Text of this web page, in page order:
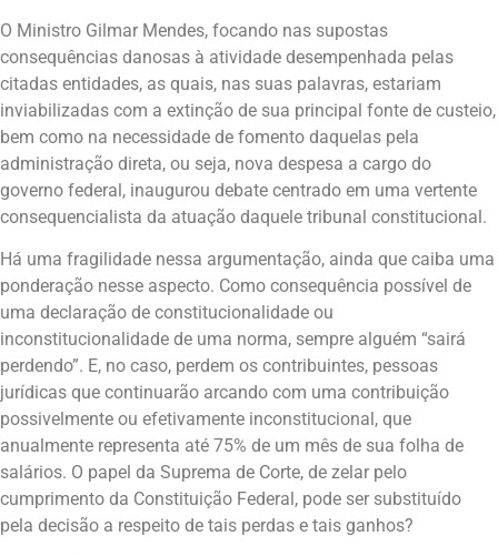
O Ministro Gilmar Mendes, focando nas supostas
consequências danosas à atividade desempenhada pelas
citadas entidades, as quais, nas suas palavras, estariam
inviabilizadas com a extinção de sua principal fonte de custeio,
bem como na necessidade de fomento daquelas pela
administração direta, ou seja, nova despesa a cargo do
governo federal, inaugurou debate centrado em uma vertente
consequencialista da atuação daquele tribunal constitucional.
Há uma fragilidade nessa argumentação, ainda que caiba uma
ponderação nesse aspecto. Como consequência possível de
uma declaração de constitucionalidade ou
inconstitucionalidade de uma norma, sempre alguém “sairá
perdendo”. E, no caso, perdem os contribuintes, pessoas
jurídicas que continuarão arcando com uma contribuição
possivelmente ou efetivamente inconstitucional, que
anualmente representa até 75% de um mês de sua folha de
salários. O papel da Suprema de Corte, de zelar pelo
cumprimento da Constituição Federal, pode ser substituído
pela decisão a respeito de tais perdas e tais ganhos?